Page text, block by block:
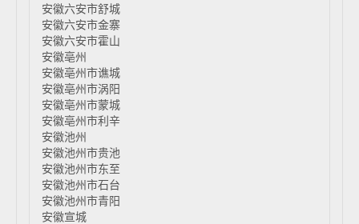
安徽六安市舒城
安徽六安市金寨
安徽六安市霍山
安徽亳州
安徽亳州市谯城
安徽亳州市涡阳
安徽亳州市蒙城
安徽亳州市利辛
安徽池州
安徽池州市贵池
安徽池州市东至
安徽池州市石台
安徽池州市青阳
安徽宣城